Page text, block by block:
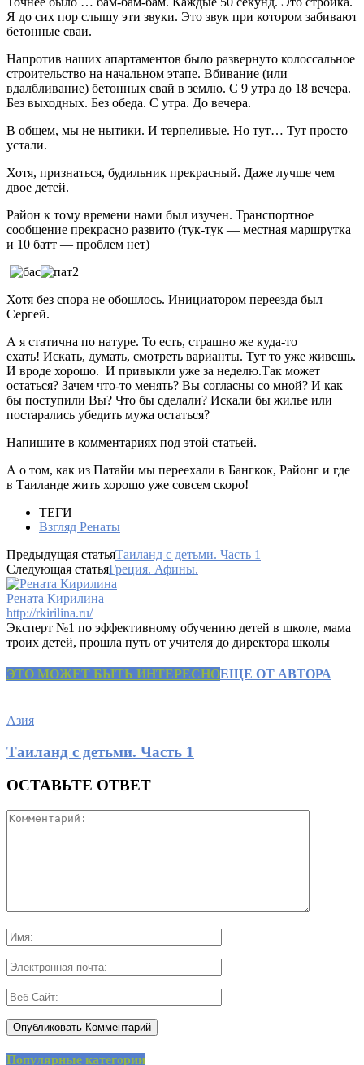
Я до сих пор слышу эти звуки. Это звук при котором забивают
бетонные сваи.
Напротив наших апартаментов было развернуто колоссальное
строительство на начальном этапе. Вбивание (или
вдалбливание) бетонных свай в землю. С 9 утра до 18 вечера.
Без выходных. Без обеда. С утра. До вечера.
В общем, мы не нытики. И терпеливые. Но тут… Тут просто
устали.
Хотя, признаться, будильник прекрасный. Даже лучше чем
двое детей.
Район к тому времени нами был изучен. Транспортное
сообщение прекрасно развито (тук-тук — местная маршрутка
и 10 батт — проблем нет)
Хотя без спора не обошлось. Инициатором переезда был
Сергей.
А я статична по натуре. То есть, страшно же куда-то
ехать! Искать, думать, смотреть варианты. Тут то уже живешь.
И вроде хорошо. И привыкли уже за неделю.Так может
остаться? Зачем что-то менять? Вы согласны со мной? И как
бы поступили Вы? Что бы сделали? Искали бы жилье или
постарались убедить мужа остаться?
Напишите в комментариях под этой статьей.
А о том, как из Патайи мы переехали в Бангкок, Районг и где
в Таиланде жить хорошо уже совсем скоро!
ТЕГИ
Взгляд Ренаты
Предыдущая статьяТаиланд с детьми. Часть 1
Следующая статьяГреция. Афины.
Рената Кирилина
http://rkirilina.ru/
Эксперт №1 по эффективному обучению детей в школе, мама
троих детей, прошла путь от учителя до директора школы
ЭТО МОЖЕТ БЫТЬ ИНТЕРЕСНОЕЩЕ ОТ АВТОРА
Азия
Таиланд с детьми. Часть 1
ОСТАВЬТЕ ОТВЕТ
Популярные категории